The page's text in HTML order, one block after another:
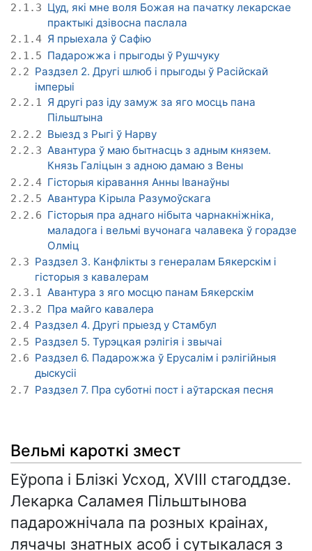
2.1.3 Цуд, які мне воля Божая на пачатку лекарскае
практыкі дзівосна паслала
2.1.4 Я прыехала ў Сафію
2.1.5 Падарожжа і прыгоды ў Рушчуку
2.2 Раздзел 2. Другі шлюб і прыгоды ў Расійскай
імперыі
2.2.1 Я другі раз іду замуж за яго мосць пана
Пільштына
2.2.2 Выезд з Рыгі ў Нарву
2.2.3 Авантура ў маю бытнасць з адным князем.
Князь Галіцын з адною дамаю з Вены
2.2.4 Гісторыя кіравання Анны Іванаўны
2.2.5 Авантура Кірыла Разумоўскага
2.2.6 Гісторыя пра аднаго нібыта чарнакніжніка,
маладога і вельмі вучонага чалавека ў горадзе
Олміц
2.3 Раздзел 3. Канфлікты з генералам Бякерскім і
гісторыя з кавалерам
2.3.1 Авантура з яго мосцю панам Бякерскім
2.3.2 Пра майго кавалера
2.4 Раздзел 4. Другі прыезд у Стамбул
2.5 Раздзел 5. Турэцкая рэлігія і звычаі
2.6 Раздзел 6. Падарожжа ў Ерусалім і рэлігійныя
дыскусіі
2.7 Раздзел 7. Пра суботні пост і аўтарская песня
Вельмі кароткі змест
Еўропа і Блізкі Усход, XVIII стагоддзе.
Лекарка Саламея Пільштынова
падарожнічала па розных краінах,
лячачы знатных асоб і сутыкалася з